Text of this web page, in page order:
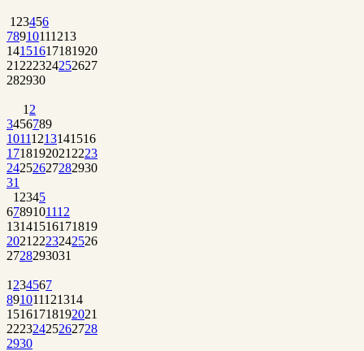
1 23456
78910111213
14151617181920
21 222324252627
282930
1 2
3456789
10111213141516
1718192021 2223
24252627282930
31
1 2345
6789101112
13141516171819
2021 2223242526
2728293031
1 234567
891011121314
15161718192021
22232425262728
2930